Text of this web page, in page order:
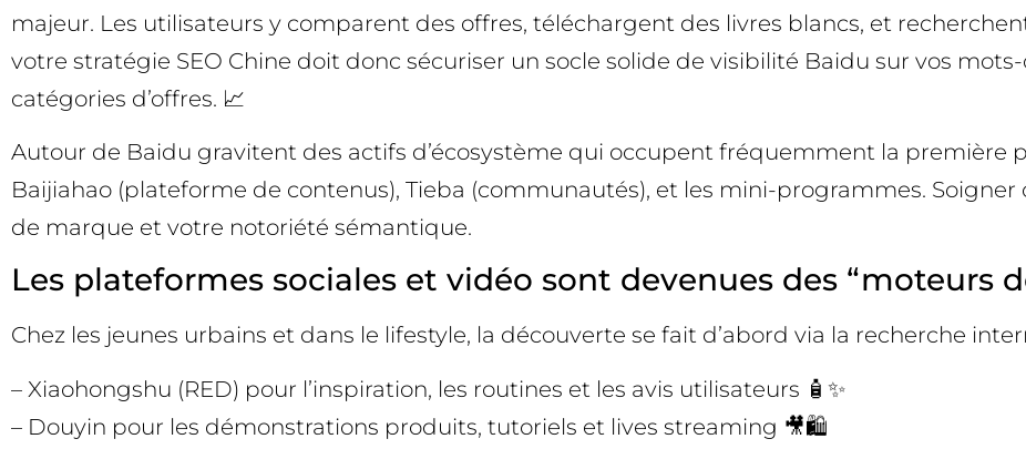
majeur. Les utilisateurs y comparent des offres, téléchargent des livres blancs, et
votre stratégie SEO Chine doit donc sécuriser un socle solide de visibilité Baidu sur vos
catégories d’offres. 📈
Autour de Baidu gravitent des actifs d’écosystème qui occupent fréquemment la première
Baijiahao (plateforme de contenus), Tieba (communautés), et les mini-programmes. Soigner
de marque et votre notoriété sémantique.
Les plateformes sociales et vidéo sont devenues des “moteurs
Chez les jeunes urbains et dans le lifestyle, la découverte se fait d’abord via la recherche
– Xiaohongshu (RED) pour l’inspiration, les routines et les avis utilisateurs 🧴✨
– Douyin pour les démonstrations produits, tutoriels et lives streaming 🎥🛍️